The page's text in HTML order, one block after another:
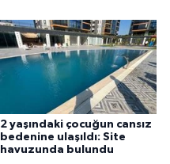
2 yaşındaki çocuğun cansız
bedenine ulaşıldı: Site
havuzunda bulundu